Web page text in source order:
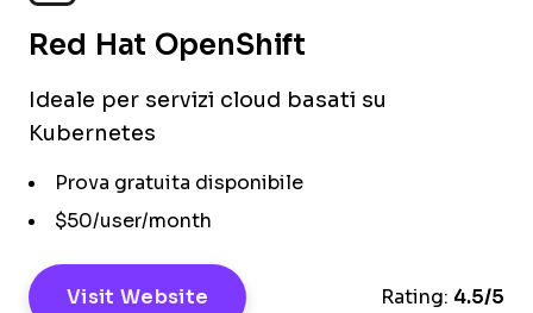
Red Hat OpenShift
Ideale per servizi cloud basati su
Kubernetes
Prova gratuita disponibile
$50/user/month
Visit Website Rating: 4.5/5